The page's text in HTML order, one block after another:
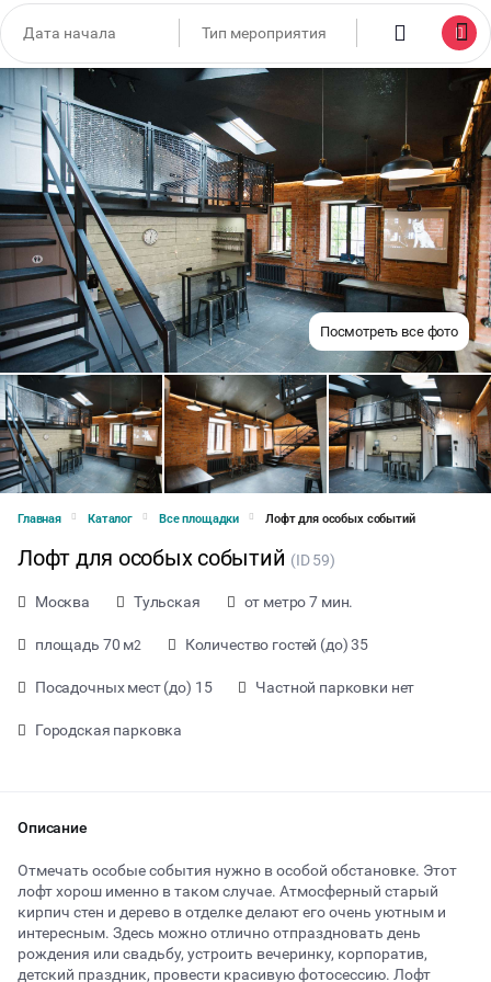
Посмотреть все фото
Главная Каталог Все площадки Лофт для особых событий
Лофт для особых событий (ID 59)
Москва Тульская от метро 7 мин.
площадь 70 м2 Количество гостей (до) 35
Посадочных мест (до) 15 Частной парковки нет
Городская парковка
Описание
Отмечать особые события нужно в особой обстановке. Этот
лофт хорош именно в таком случае. Атмосферный старый
кирпич стен и дерево в отделке делают его очень уютным и
интересным. Здесь можно отлично отпраздновать день
рождения или свадьбу, устроить вечеринку, корпоратив,
детский праздник, провести красивую фотосессию. Лофт
от 3000 ₽ за час
Тип мероприятия